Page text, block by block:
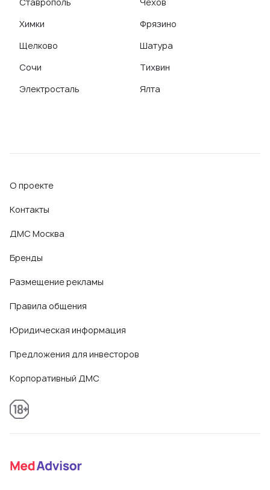
Химки
Щелково
Сочи
Электросталь
Фрязино
Шатура
Тихвин
Ялта
О проекте
Контакты
ДМС Москва
Бренды
Размещение рекламы
Правила общения
Юридическая информация
Предложения для инвесторов
Корпоративный ДМС